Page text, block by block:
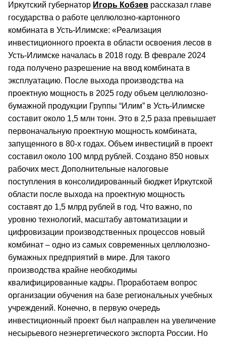
Иркутский губернатор Игорь Кобзев рассказал главе
государства о работе целлюлозно-картонного
комбината в Усть-Илимске: «Реализация
инвестиционного проекта в области освоения лесов в
Усть-Илимске началась в 2018 году. В феврале 2024
года получено разрешение на ввод комбината в
эксплуатацию. После выхода производства на
проектную мощность в 2025 году объем целлюлозно-
бумажной продукции Группы “Илим” в Усть-Илимске
составит около 1,5 млн тонн. Это в 2,5 раза превышает
первоначальную проектную мощность комбината,
запущенного в 80-х годах. Объем инвестиций в проект
составил около 100 млрд рублей. Создано 850 новых
рабочих мест. Дополнительные налоговые
поступления в консолидированный бюджет Иркутской
области после выхода на проектную мощность
составят до 1,5 млрд рублей в год. Что важно, по
уровню технологий, масштабу автоматизации и
цифровизации производственных процессов новый
комбинат – одно из самых современных целлюлозно-
бумажных предприятий в мире. Для такого
производства крайне необходимы
квалифицированные кадры. Проработаем вопрос
организации обучения на базе региональных учебных
учреждений. Конечно, в первую очередь
инвестиционный проект был направлен на увеличение
несырьевого неэнергетического экспорта России. Но